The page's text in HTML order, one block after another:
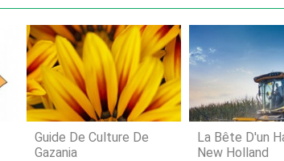
de
plantes
Guide De Culture De
Gazania
La Bête D'un
New Holland